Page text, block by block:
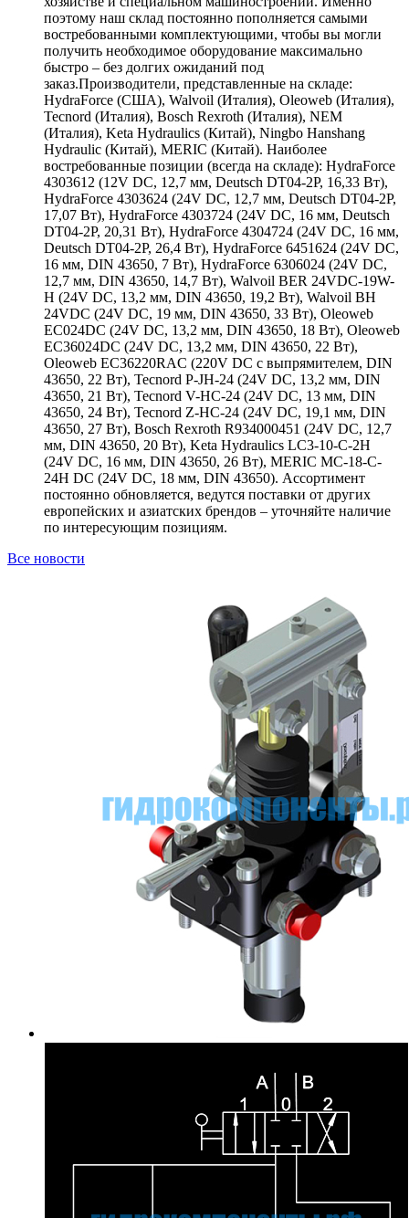
поэтому наш склад постоянно пополняется самыми
востребованными комплектующими, чтобы вы могли
получить необходимое оборудование максимально
быстро – без долгих ожиданий под
заказ.Производители, представленные на складе:
HydraForce (США), Walvoil (Италия), Oleoweb (Италия),
Tecnord (Италия), Bosch Rexroth (Италия), NEM
(Италия), Keta Hydraulics (Китай), Ningbo Hanshang
Hydraulic (Китай), MERIC (Китай). Наиболее
востребованные позиции (всегда на складе): HydraForce
4303612 (12V DC, 12,7 мм, Deutsch DT04-2P, 16,33 Вт),
HydraForce 4303624 (24V DC, 12,7 мм, Deutsch DT04-2P,
17,07 Вт), HydraForce 4303724 (24V DC, 16 мм, Deutsch
DT04-2P, 20,31 Вт), HydraForce 4304724 (24V DC, 16 мм,
Deutsch DT04-2P, 26,4 Вт), HydraForce 6451624 (24V DC,
16 мм, DIN 43650, 7 Вт), HydraForce 6306024 (24V DC,
12,7 мм, DIN 43650, 14,7 Вт), Walvoil BER 24VDC-19W-
H (24V DC, 13,2 мм, DIN 43650, 19,2 Вт), Walvoil BH
24VDC (24V DC, 19 мм, DIN 43650, 33 Вт), Oleoweb
EC024DC (24V DC, 13,2 мм, DIN 43650, 18 Вт), Oleoweb
EC36024DC (24V DC, 13,2 мм, DIN 43650, 22 Вт),
Oleoweb EC36220RAC (220V DC с выпрямителем, DIN
43650, 22 Вт), Tecnord P-JH-24 (24V DC, 13,2 мм, DIN
43650, 21 Вт), Tecnord V-HC-24 (24V DC, 13 мм, DIN
43650, 24 Вт), Tecnord Z-HC-24 (24V DC, 19,1 мм, DIN
43650, 27 Вт), Bosch Rexroth R934000451 (24V DC, 12,7
мм, DIN 43650, 20 Вт), Keta Hydraulics LC3-10-C-2H
(24V DC, 16 мм, DIN 43650, 26 Вт), MERIC MC-18-C-
24H DC (24V DC, 18 мм, DIN 43650). Ассортимент
постоянно обновляется, ведутся поставки от других
европейских и азиатских брендов – уточняйте наличие
по интересующим позициям.
Все новости